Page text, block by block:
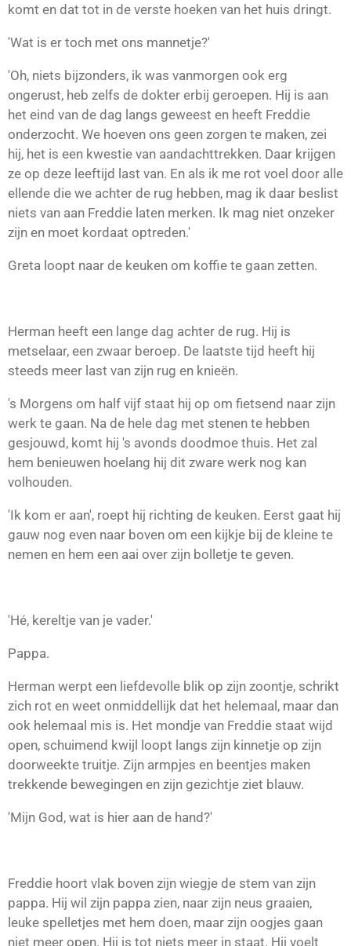
komt en dat tot in de verste hoeken van het huis dringt.
'Wat is er toch met ons mannetje?'
'Oh, niets bijzonders, ik was vanmorgen ook erg
ongerust, heb zelfs de dokter erbij geroepen. Hij is aan
het eind van de dag langs geweest en heeft Freddie
onderzocht. We hoeven ons geen zorgen te maken, zei
hij, het is een kwestie van aandachttrekken. Daar krijgen
ze op deze leeftijd last van. En als ik me rot voel door alle
ellende die we achter de rug hebben, mag ik daar beslist
niets van aan Freddie laten merken. Ik mag niet onzeker
zijn en moet kordaat optreden.'
Greta loopt naar de keuken om koffie te gaan zetten.
Herman heeft een lange dag achter de rug. Hij is
metselaar, een zwaar beroep. De laatste tijd heeft hij
steeds meer last van zijn rug en knieën.
's Morgens om half vijf staat hij op om fietsend naar zijn
werk te gaan. Na de hele dag met stenen te hebben
gesjouwd, komt hij 's avonds doodmoe thuis. Het zal
hem benieuwen hoelang hij dit zware werk nog kan
volhouden.
'Ik kom er aan', roept hij richting de keuken. Eerst gaat hij
gauw nog even naar boven om een kijkje bij de kleine te
nemen en hem een aai over zijn bolletje te geven.
'Hé, kereltje van je vader.'
Pappa.
Herman werpt een liefdevolle blik op zijn zoontje, schrikt
zich rot en weet onmiddellijk dat het helemaal, maar dan
ook helemaal mis is. Het mondje van Freddie staat wijd
open, schuimend kwijl loopt langs zijn kinnetje op zijn
doorweekte truitje. Zijn armpjes en beentjes maken
trekkende bewegingen en zijn gezichtje ziet blauw.
'Mijn God, wat is hier aan de hand?'
Freddie hoort vlak boven zijn wiegje de stem van zijn
pappa. Hij wil zijn pappa zien, naar zijn neus graaien,
leuke spelletjes met hem doen, maar zijn oogjes gaan
niet meer open. Hij is tot niets meer in staat. Hij voelt